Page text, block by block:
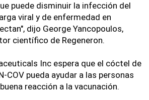
puede disminuir la infección del
viral y de enfermedad en
dijo George Yancopoulos,
científico de Regeneron.
Inc espera que el cóctel de
COV pueda ayudar a las personas
reacción a la vacunación.